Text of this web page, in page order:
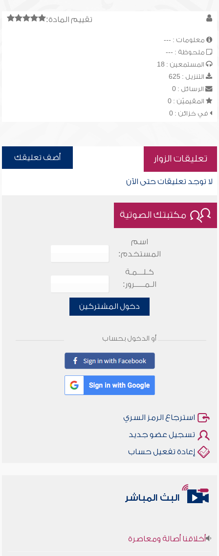
تقييم المادة:
معلومات : ---
ملحوظة : ---
المستمعين : 18
التنزيل : 625
الرسائل : 0
المقيميّن : 0
في خزائن : 0
تعليقات الزوار أضف تعليقك
لا توجد تعليقات حتى الآن
مكتبتك الصوتية
اسم
المستخدم:
كـلـــمـة
الـمـــــرور:
دخول المشتركين
أو الدخول بحساب
استرجاع الرمز السري
تسجيل عضو جديد
إعادة تفعيل حساب
البث المباشر
أخلاقنا أصالة ومعاصرة